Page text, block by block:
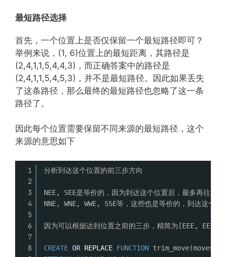
最短路径选择
首先，一个位置上是否仅保留一个最短路径即可？
举例来说，(1, 6)位置上的最短距离，其路径是
(2,4,1,1,5,4,4,3)，而正确答案中的路径是
(2,4,1,1,5,4,5,3)，并不是最短路径。因此如果丢失
了这条路径，那么最终的最短路径也忽略了这一条
路径了。
因此每个位置需要保留不同来源的最短路径，这个
来源的意思如下
1
2
3
4
5
6
7
8
分析到达这个位置的前三步方向
NEE, SEE是等价的，因为到达这个位置后，最多再往东
NNE, WNE, WWE, SSE等，这些也是等价的，到达这个
因为可以根据达到位置之前的三步，精简为[EEE, EE,
CREATE OR REPLACE FUNCTION trim_move(moves